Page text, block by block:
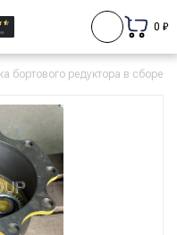
0 ₽
бортового редуктора в сборе